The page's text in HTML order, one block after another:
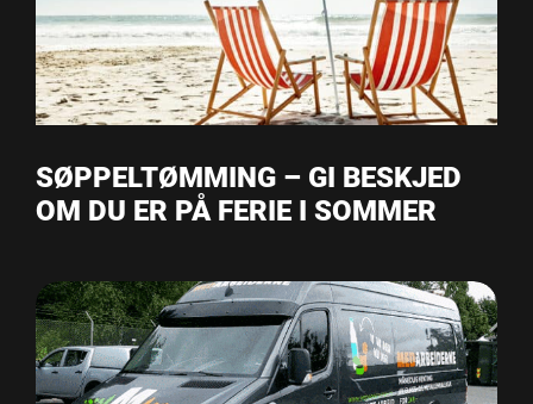
SØPPELTØMMING – GI BESKJED
OM DU ER PÅ FERIE I SOMMER